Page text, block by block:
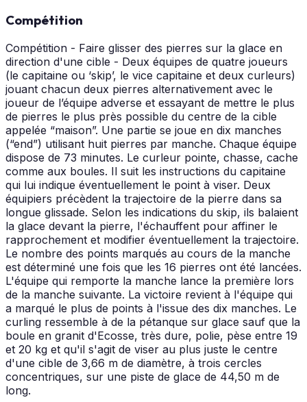
Compétition
Compétition - Faire glisser des pierres sur la glace en
direction d'une cible - Deux équipes de quatre joueurs
(le capitaine ou ‘skip’, le vice capitaine et deux curleurs)
jouant chacun deux pierres alternativement avec le
joueur de l’équipe adverse et essayant de mettre le plus
de pierres le plus près possible du centre de la cible
appelée “maison”. Une partie se joue en dix manches
(“end”) utilisant huit pierres par manche. Chaque équipe
dispose de 73 minutes. Le curleur pointe, chasse, cache
comme aux boules. Il suit les instructions du capitaine
qui lui indique éventuellement le point à viser. Deux
équipiers précèdent la trajectoire de la pierre dans sa
longue glissade. Selon les indications du skip, ils balaient
la glace devant la pierre, l'échauffent pour affiner le
rapprochement et modifier éventuellement la trajectoire.
Le nombre des points marqués au cours de la manche
est déterminé une fois que les 16 pierres ont été lancées.
L'équipe qui remporte la manche lance la première lors
de la manche suivante. La victoire revient à l'équipe qui
a marqué le plus de points à l'issue des dix manches. Le
curling ressemble à de la pétanque sur glace sauf que la
boule en granit d'Ecosse, très dure, polie, pèse entre 19
et 20 kg et qu'il s'agit de viser au plus juste le centre
d'une cible de 3,66 m de diamètre, à trois cercles
concentriques, sur une piste de glace de 44,50 m de
long.